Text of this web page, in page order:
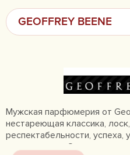
GEOFFREY BEENE
Мужская парфюмерия от
нестареющая классика,
респектабельности, успеха,
элегантности. Она создает